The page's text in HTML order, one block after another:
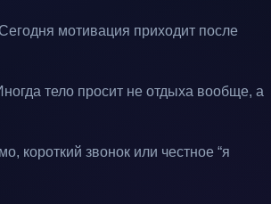
мотивация приходит после
тело просит не отдыха вообще, а
короткий звонок или честное “я